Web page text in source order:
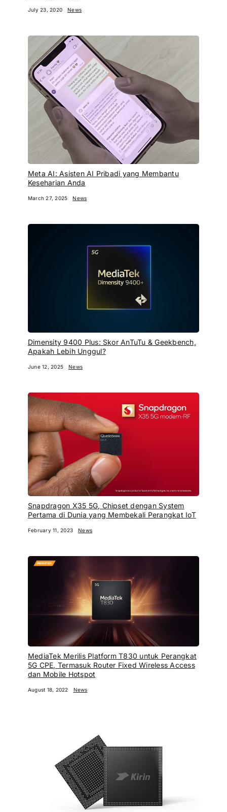
July 23, 2020 News
Meta AI: Asisten AI Pribadi yang Membantu
Keseharian Anda
March 27, 2025 News
Dimensity 9400 Plus: Skor AnTuTu & Geekbench,
Apakah Lebih Unggul?
June 12, 2025 News
Snapdragon X35 5G, Chipset dengan System
Pertama di Dunia yang Membekali Perangkat IoT
February 11, 2023 News
MediaTek Merilis Platform T830 untuk Perangkat
5G CPE, Termasuk Router Fixed Wireless Access
dan Mobile Hotspot
August 18, 2022 News